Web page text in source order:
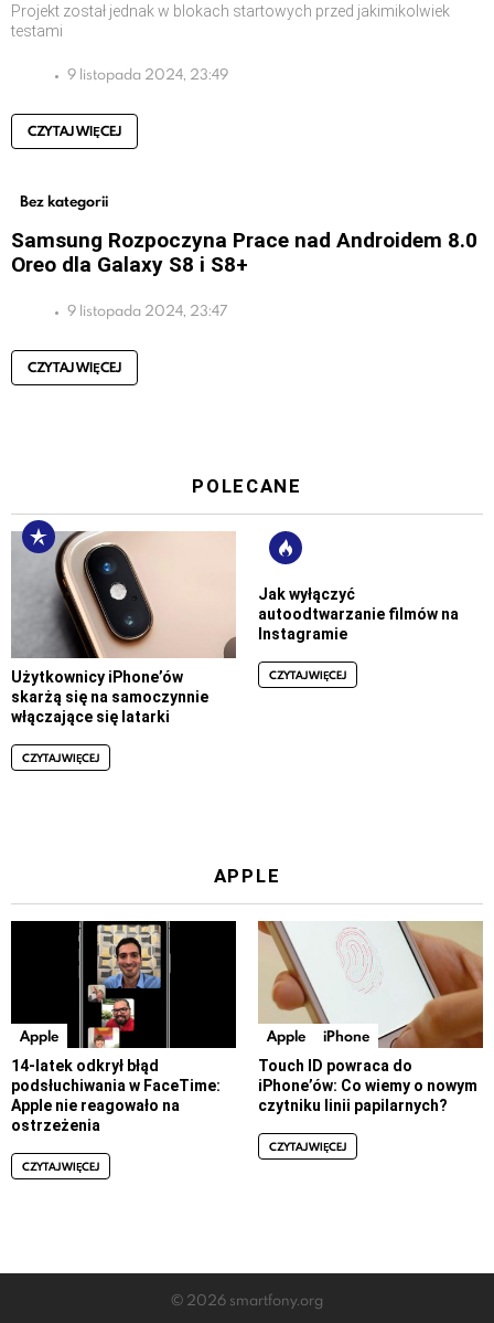
Projekt został jednak w blokach startowych przed jakimikolwiek
testami
9 listopada 2024, 23:49
CZYTAJ WIĘCEJ
Bez kategorii
Samsung Rozpoczyna Prace nad Androidem 8.0
Oreo dla Galaxy S8 i S8+
9 listopada 2024, 23:47
CZYTAJ WIĘCEJ
POLECANE
Użytkownicy iPhone’ów
skarżą się na samoczynnie
włączające się latarki
CZYTAJ WIĘCEJ
Jak wyłączyć
autoodtwarzanie filmów na
Instagramie
CZYTAJ WIĘCEJ
APPLE
Apple
14-latek odkrył błąd
podsłuchiwania w FaceTime:
Apple nie reagowało na
ostrzeżenia
CZYTAJ WIĘCEJ
Apple iPhone
Touch ID powraca do
iPhone’ów: Co wiemy o nowym
czytniku linii papilarnych?
CZYTAJ WIĘCEJ
© 2026 smartfony.org